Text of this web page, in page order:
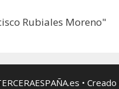
Rubiales Moreno"
• Creado